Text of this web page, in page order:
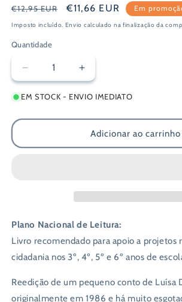
Preço
normal
€12,95 EUR
Preço
de
€11,66 EUR Em
Imposto incluído. Envio calculado na finalização da
Quantidade
Diminuir
a
quantidade
História
Recadinho
Aumentar
a
quantidade
História
com
Recadinho
EM STOCK - ENVIO IMEDIATO
Adicionar ao carrinho
Plano Nacional de Leitura:
Livro recomendado para apoio a projetos
cidadania nos 3º, 4º, 5º e 6º anos de
Reedição de um pequeno conto de Luísa
originalmente em 1986 e há muito